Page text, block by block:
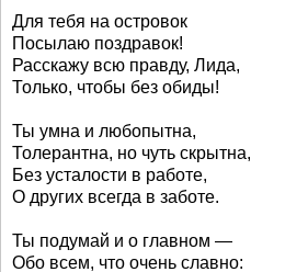
Для тебя на островок
Посылаю поздравок!
Расскажу всю правду, Лида,
Только, чтобы без обиды!
Ты умна и любопытна,
Толерантна, но чуть скрытна,
Без усталости в работе,
О других всегда в заботе.
Ты подумай и о главном —
Обо всем, что очень славно: